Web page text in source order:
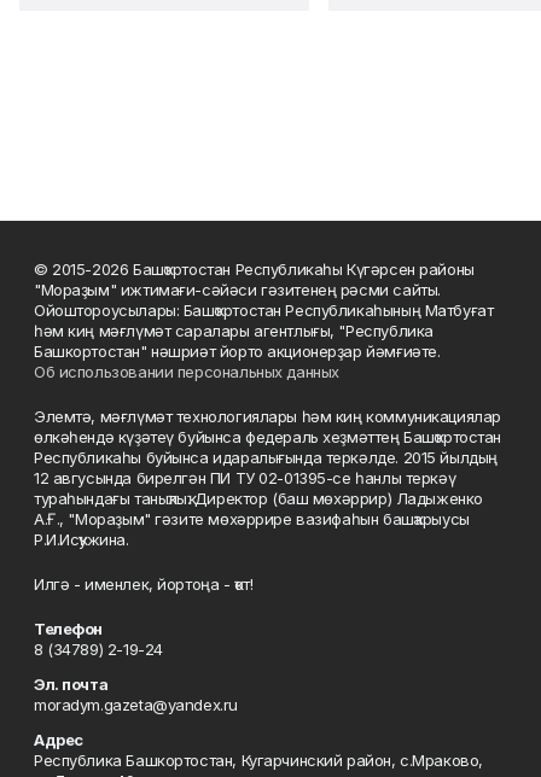
© 2015-2026 Башҡортостан Республикаһы Күгәрсен районы
"Мораҙым" ижтимағи-сәйәси гәзитенең рәсми сайты.
Ойоштороусылары: Башҡортостан Республикаһының Матбуғат
һәм киң мәғлүмәт саралары агентлығы, "Республика
Башкортостан" нәшриәт йорто акционерҙар йәмғиәте.
Об использовании персональных данных
Элемтә, мәғлүмәт технологиялары һәм киң коммуникациялар
өлкәһендә күҙәтеү буйынса федераль хеҙмәттең Башҡортостан
Республикаһы буйынса идаралығында теркәлде. 2015 йылдың
12 авгусында бирелгән ПИ ТУ 02-01395-се һанлы теркәү
тураһындағы таныҡлыҡ. Директор (баш мөхәррир) Ладыженко
А.Ғ., "Мораҙым" гәзите мөхәррире вазифаһын башҡарыусы
Р.И.Исҡужина.
Илгә - именлек, йортоңа - ҡот!
Телефон
8 (34789) 2-19-24
Эл. почта
moradym.gazeta@yandex.ru
Адрес
Республика Башкортостан, Кугарчинский район, с.Мраково,